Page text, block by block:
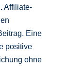
Affiliate-
Eine
positive
ohne